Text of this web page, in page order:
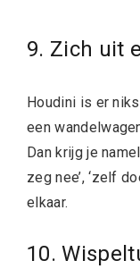
9. Zich uit
Houdini is er
een
Dan krijg je
zeg nee’, ‘zelf
elkaar.
10.